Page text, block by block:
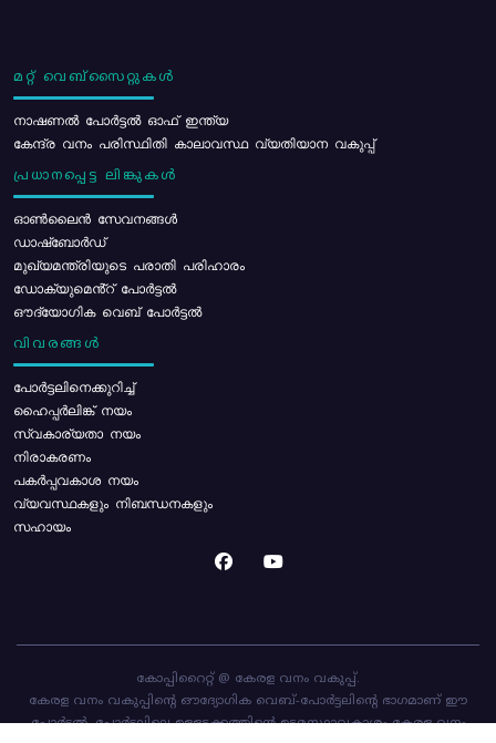
മറ്റ് വെബ്സൈറ്റുകൾ
നാഷണൽ പോർട്ടൽ ഓഫ് ഇന്ത്യ
കേന്ദ്ര വനം പരിസ്ഥിതി കാലാവസ്ഥ വ്യതിയാന വകുപ്പ്
പ്രധാനപ്പെട്ട ലിങ്കുകൾ
ഓൺലൈൻ സേവനങ്ങൾ
ഡാഷ്ബോർഡ്
മുഖ്യമന്ത്രിയുടെ പരാതി പരിഹാരം
ഡോക്യുമെൻ്റ് പോർട്ടൽ
ഔദ്യോഗിക വെബ് പോർട്ടൽ
വിവരങ്ങൾ
പോര്‍ട്ടലിനെക്കുറിച്ച്
ഹൈപ്പർലിങ്ക് നയം
സ്വകാര്യതാ നയം
നിരാകരണം
പകർപ്പവകാശ നയം
വ്യവസ്ഥകളും നിബന്ധനകളും
സഹായം
കോപ്പിറൈറ്റ് @ കേരള വനം വകുപ്പ്.
കേരള വനം വകുപ്പിന്റെ ഔദ്യോഗിക വെബ്-പോർട്ടലിന്റെ ഭാഗമാണ് ഈ
പോർട്ടൽ. പോർട്ടലിലെ ഉള്ളടക്കത്തിന്റെ ഉടമസ്ഥാവകാശം കേരള വനം